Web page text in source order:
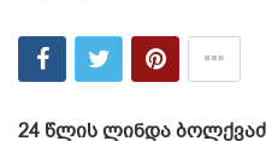
24 წლის ლინდა